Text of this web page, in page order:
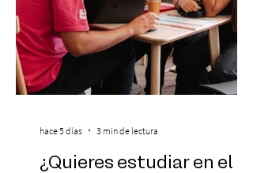
¿Quieres estudiar en el
hace 5 días 3 min de lectura